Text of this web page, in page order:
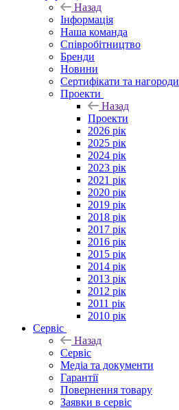
Назад
Інформація
Наша команда
Співробітництво
Бренди
Новини
Сертифікати та нагороди
Проекти
Назад
Проекти
2026 рік
2025 рік
2024 рік
2023 рік
2021 рік
2020 рік
2019 рік
2018 рік
2017 рік
2016 рік
2015 рік
2014 рік
2013 рік
2012 рік
2011 рік
2010 рік
Сервіс
Назад
Сервіс
Медіа та документи
Гарантії
Повернення товару
Заявки в сервіс